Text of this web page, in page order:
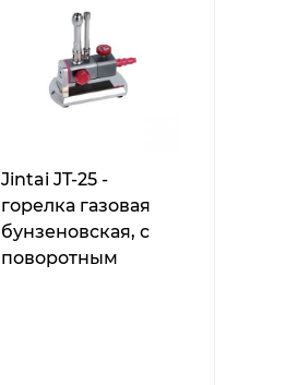
Jintai JT-25 -
горелка газовая
бунзеновская, с
поворотным